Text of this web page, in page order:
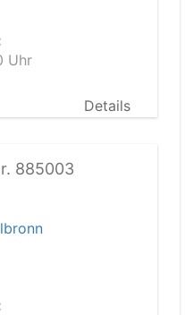
Uhr
Details
885003